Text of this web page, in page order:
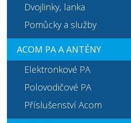
Dvojlinky, lanka
Pomůcky a služby
ACOM PA A ANTÉNY
Elektronkové PA
Polovodičové PA
Příslušenství Acom